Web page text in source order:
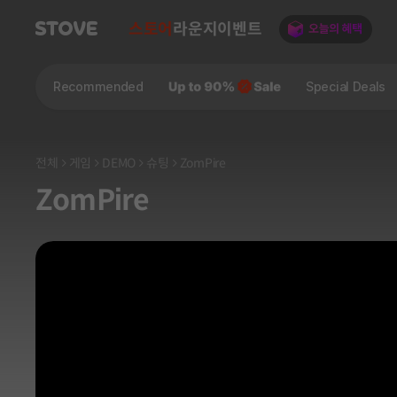
스토어 라운지 이벤트
Recommended Special Deals
전체 게임 DEMO 슈팅 ZomPire
ZomPire